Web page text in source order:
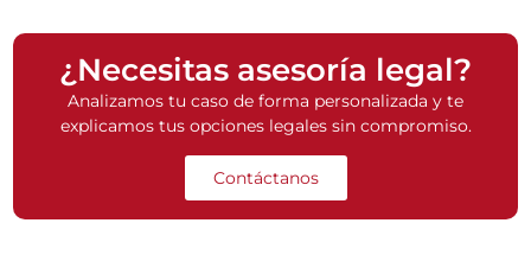
¿Necesitas asesoría legal?
Analizamos tu caso de forma personalizada y te
explicamos tus opciones legales sin compromiso.
Contáctanos